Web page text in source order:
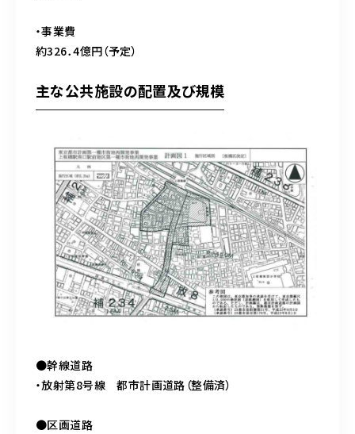
・事業費
約326．4億円（予定）
主な公共施設の配置及び規模
●幹線道路
・放射第8号線 都市計画道路（整備済）
●区画道路